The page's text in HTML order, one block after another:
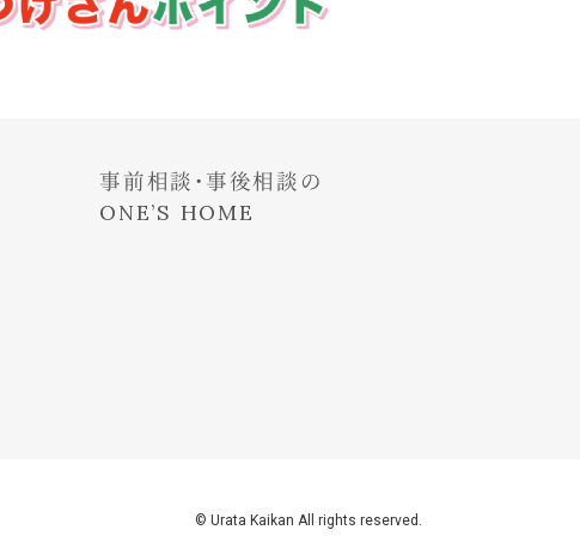
事前相談・事後相談の
ONE’S HOME
© Urata Kaikan All rights reserved.